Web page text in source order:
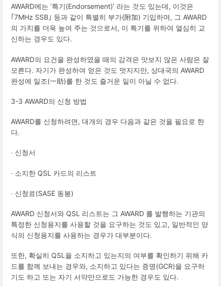
AWARD에는 ‘특기(Endorsement)’ 라는 것도 있는데, 이것은
｢7MHz SSB ｣ 등과 같이 특별히 부가(附加) 기입하며, 그 AWARD
의 가치를 더욱 높여 주는 것으로서, 이 특기를 위하여 열심히 교
신하는 경우도 있다.
AWARD의 요건을 완성하였을 때의 감격은 맛보지 않은 사람은 잘
모른다. 자기가 완성하여 얻은 것도 멋지지만, 상대국의 AWARD
완성에 일조(一助)를 한 것도 즐거운 일이 아닐 수 없다.
3-3 AWARD의 신청 방법
AWARD를 신청하려면, 대개의 경우 다음과 같은 것을 필요로 한
다.
∙ 신청서
∙ 소지한 QSL 카드의 리스트
∙ 신청료(SASE 동봉)
AWARD 신청서와 QSL 리스트는 그 AWARD 를 발행하는 기관의
특정한 신청용지를 사용할 것을 요구하는 것도 있고, 일반적인 양
식의 신청용지를 사용하는 경우가 대부분이다.
또한, 확실히 QSL 을 소지하고 있는지의 여부를 확인하기 위해 카
드를 함께 보내는 경우와, 소지하고 있다는 증명(GCR)을 요구하
기도 하고 또는 자기 서약만으로도 가능한 경우도 있다.